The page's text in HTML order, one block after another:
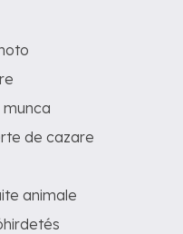
munca
de cazare
animale